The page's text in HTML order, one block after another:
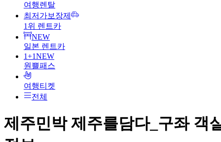
여행렌탈
최저가보장제
1위 렌트카
NEW
일본 렌트카
1+1NEW
원쁠패스
여행티켓
전체
제주민박 제주를담다_구좌객